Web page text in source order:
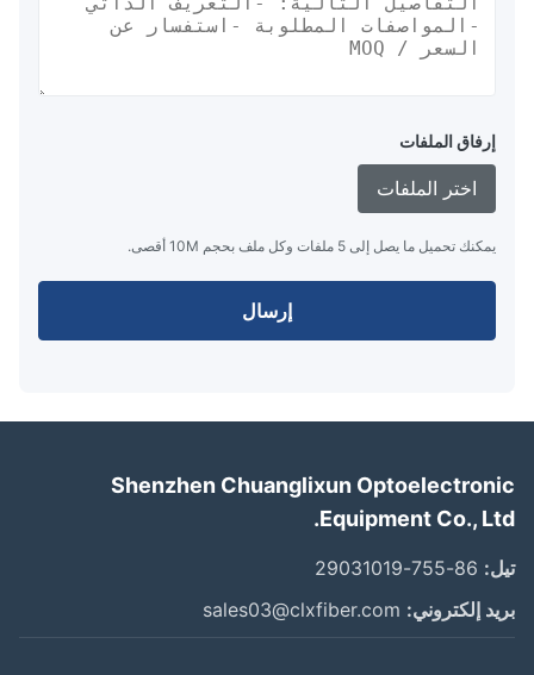
إرفاق الملفات
اختر الملفات
يمكنك تحميل ما يصل إلى 5 ملفات وكل ملف بحجم 10M أقصى.
إرسال
Shenzhen Chuanglixun
Equipment Co.,
إلكتروني: sales03@clxfiber.com